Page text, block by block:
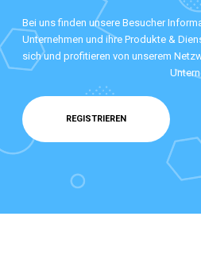
Bei uns finden unsere Besucher
Unternehmen und ihre Produkte &
sich und profitieren von unserem
REGISTRIEREN